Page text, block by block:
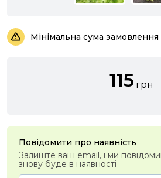
Мінімальна сума
115 грн
Повідомити про наявність
Залиште ваш email, і ми
знову буде в наявності